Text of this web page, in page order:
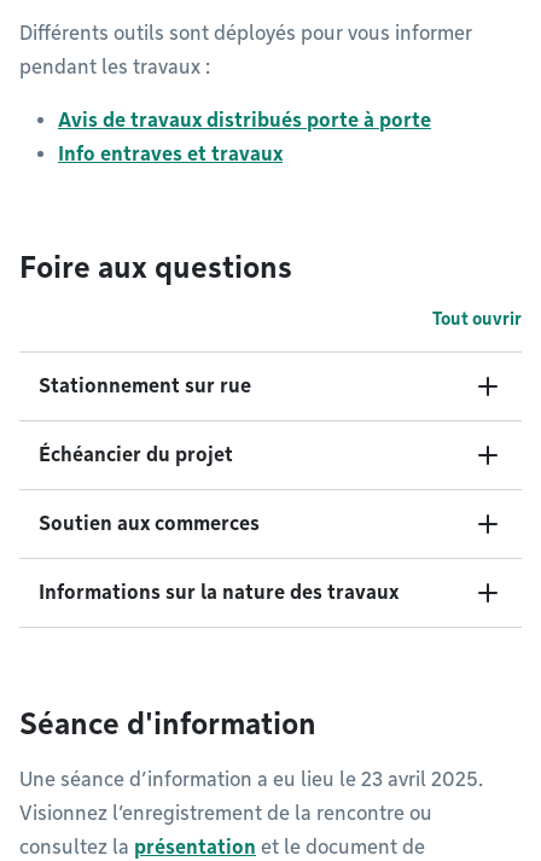
Différents outils sont déployés pour vous informer
pendant les travaux :
Avis de travaux distribués porte à porte
Info entraves et travaux
Foire aux questions
Tout ouvrir
Stationnement sur rue
Échéancier du projet
Soutien aux commerces
Informations sur la nature des travaux
Séance d'information
Une séance d’information a eu lieu le 23 avril 2025.
Visionnez l’enregistrement de la rencontre ou
consultez la présentation et le document de